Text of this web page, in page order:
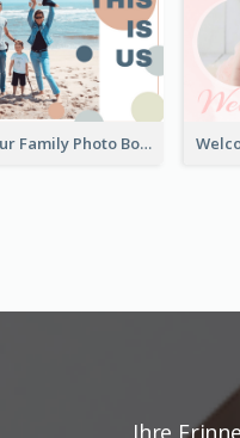
This Is Our Family Photo Book
Ihre